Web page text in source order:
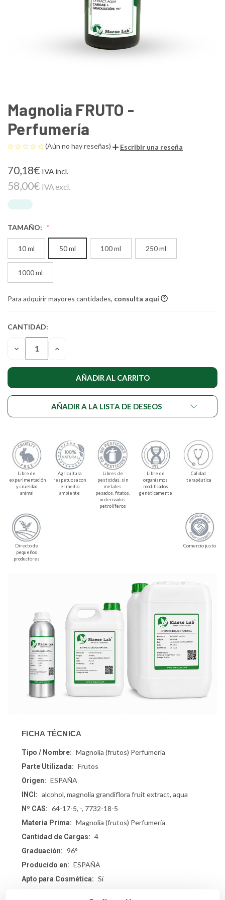
Magnolia FRUTO -
Perfumería
(Aún no hay reseñas) Escribir una reseña
70,18€ IVA incl.
58,00€ IVA excl.
TAMAÑO:
10 ml 50 ml 100 ml 250 ml
1000 ml
Para adquirir mayores cantidades, consulta aquí
CANTIDAD
ACTUAL DE
EXISTENCIAS:
CANTIDAD:
DISMINUIR
CANTIDAD
DE
AUMENTAR
DE
UNDEFINED
AÑADIR A LA LISTA DE DESEOS
Libre de
experimentación
y crueldad
animal
Agricultura
respetuosa con
el medio
ambiente
Libres de
pesticidas, sin
metales
pesados, fitatos,
ni derivados
petrolíferos
Libre de
organismos
modificados
genéticamente
Calidad
terapéutica
Directo de
pequeños
productores
Comercio justo
FICHA TÉCNICA
Tipo / Nombre: Magnolia (frutos) Perfumería
Parte Utilizada: Frutos
Origen: ESPAÑA
INCI: alcohol, magnolia grandiflora fruit extract, aqua
Nº CAS: 64-17-5, -, 7732-18-5
Materia Prima: Magnolia (frutos) Perfumería
Cantidad de Cargas: 4
Graduación: 96°
Producido en: ESPAÑA
Apto para Cosmética: Sí